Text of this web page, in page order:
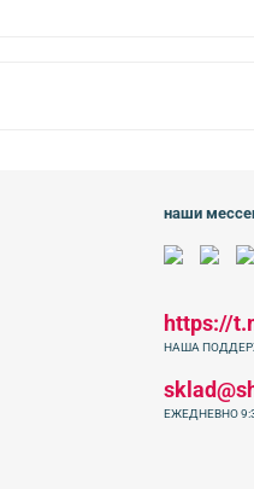
наши
https://
НАША
ЕЖЕДНЕВНО